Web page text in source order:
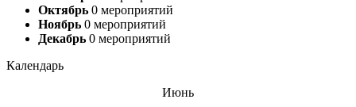
Октябрь 0 мероприятий
Ноябрь 0 мероприятий
Декабрь 0 мероприятий
Календарь
Июнь